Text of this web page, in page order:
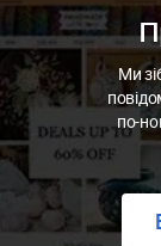
Ми
по-